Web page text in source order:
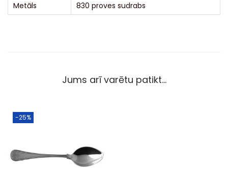
Metāls
830 proves sudrabs
Jums arī varētu patikt…
-25%